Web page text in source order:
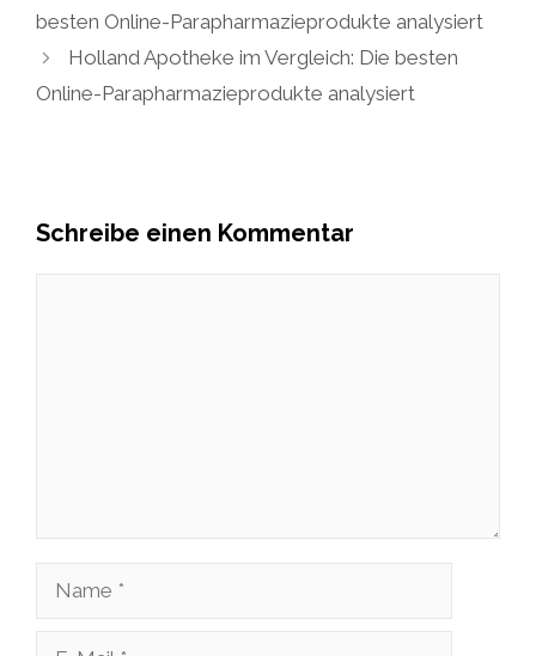
besten Online-Parapharmazieprodukte analysiert
Holland Apotheke im Vergleich: Die besten
Online-Parapharmazieprodukte analysiert
Schreibe einen Kommentar
Name